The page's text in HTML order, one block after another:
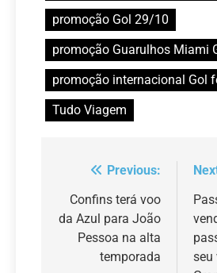
promoção Gol 29/10
promoção Guarulhos Miami
promoção internacional Gol
Tudo Viagem
Navegação
de
Post
Previous:
Confins terá voo
da Azul para João
Pessoa na alta
temporada
seu